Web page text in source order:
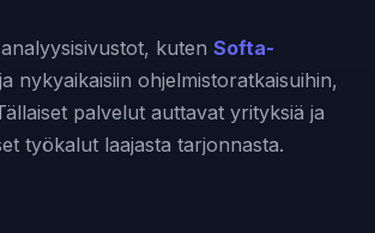
kuten Softa-
nykyaikaisiin ohjelmistoratkaisuihin,
palvelut auttavat yrityksiä ja
työkalut laajasta tarjonnasta.